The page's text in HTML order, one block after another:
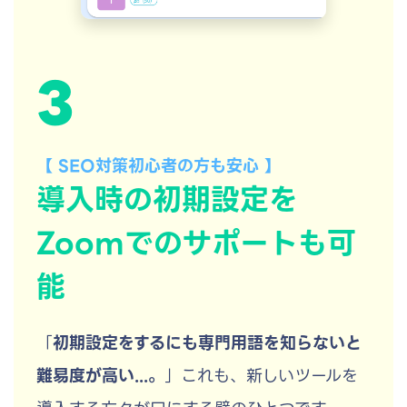
3
【 SEO対策初心者の方も安心 】
導入時の初期設定を
Zoomでのサポートも可
能
「初期設定をするにも専門用語を知らないと
難易度が高い...。 」これも、新しいツールを